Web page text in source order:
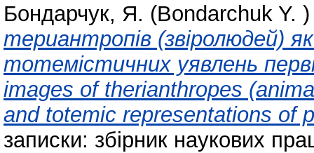
Бондарчук, Я. (Bondarchuk Y. )
териантропів (звіролюдей)
тотемістичних уявлень
images of therianthropes
and totemic representations of
записки: збірник наукових